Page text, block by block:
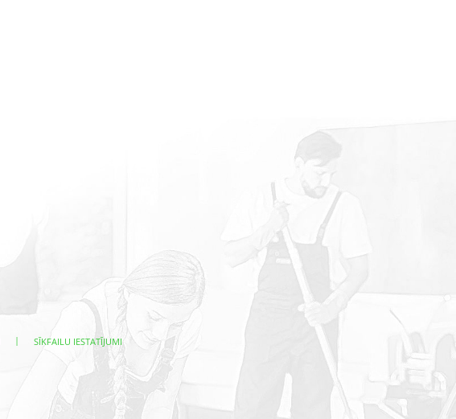
| SĪKFAILU IESTATĪJUMI